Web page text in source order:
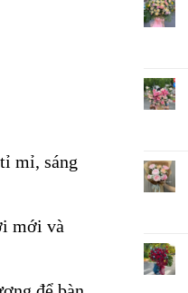
mỉ, sáng
mới và